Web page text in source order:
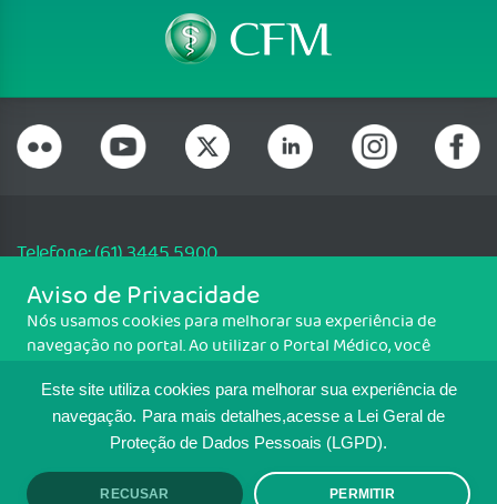
Este site utiliza cookies para melhorar sua experiência de
navegação. Para mais detalhes,acesse a Lei Geral de
Proteção de Dados Pessoais (LGPD).
RECUSAR PERMITIR
Telefone: (61) 3445 5900
Email: cfm@portalmedico.org.br
SGAS 616, Conjunto D, Lote 115, L2 Sul, Brasília/DF - CEP: 70200-760 -
CNPJ: 33.583.550/0001-30
MAPA DO SITE
TRANSPARÊNCIA E PRESTAÇÃO DE
Aviso de Privacidade
Nós usamos cookies para melhorar sua experiência de
navegação no portal. Ao utilizar o Portal Médico, você
Para ter mais informações sobre como isso é feito, acesse
Política de cookies. Se você concorda, clique em ACEITO.